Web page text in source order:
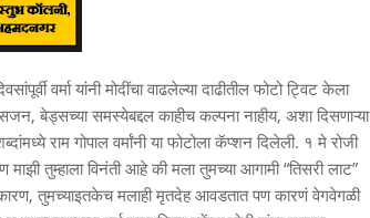
वर्मा यांनी मोदींचा वाढलेल्या दाढीतील फोटो ट्विट केला
बेड्सच्या समस्येबद्दल काहीच कल्पना नाहीय, अशा दिसणाऱ्या
राम गोपाल वर्मांनी या फोटोला कॅप्शन दिलेली. १ मे रोजी
तुम्हाला विनंती आहे की मला तुमच्या आगामी “तिसरी लाट”
कारण, तुमच्याइतकेच मलाही मृतदेह आवडतात पण कारणं वेगवेगळी